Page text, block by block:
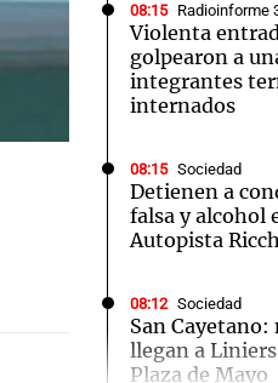
08:15 Radioinforme
Violenta
golpearon a
integrantes
internados
08:15 Sociedad
Detienen a
falsa y alcohol
Autopista
08:12 Sociedad
San
llegan a
Plaza de Mayo
Audio.